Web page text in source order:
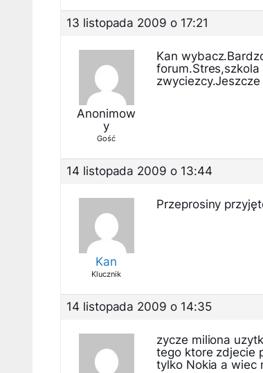
13 listopada 2009 o 17:21
Anonimow
y
Gość
Kan
14 listopada 2009 o 13:44
Kan
Klucznik
Przeprosiny
14 listopada 2009 o 14:35
zycze miliona
tego ktore zdjecie
tylko Nokia a wiec